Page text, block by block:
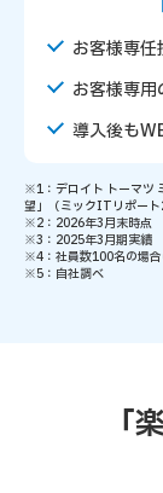
お客様専任
お客様専
導入後も
※1：デロイト トーマツ
望」（ミックITリポー
※2：2026年3月末時点
※3：2025年3月期実績
※4：社員数100名の場合
※5：自社調べ
「